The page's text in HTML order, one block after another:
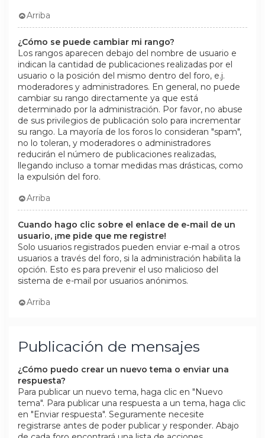
Arriba
¿Cómo se puede cambiar mi rango?
Los rangos aparecen debajo del nombre de usuario e
indican la cantidad de publicaciones realizadas por el
usuario o la posición del mismo dentro del foro, e.j.
moderadores y administradores. En general, no puede
cambiar su rango directamente ya que está
determinado por la administración. Por favor, no abuse
de sus privilegios de publicación solo para incrementar
su rango. La mayoría de los foros lo consideran "spam",
no lo toleran, y moderadores o administradores
reducirán el número de publicaciones realizadas,
llegando incluso a tomar medidas mas drásticas, como
la expulsión del foro.
Arriba
Cuando hago clic sobre el enlace de e-mail de un
usuario, ¡me pide que me registre!
Solo usuarios registrados pueden enviar e-mail a otros
usuarios a través del foro, si la administración habilita la
opción. Esto es para prevenir el uso malicioso del
sistema de e-mail por usuarios anónimos.
Arriba
Publicación de mensajes
¿Cómo puedo crear un nuevo tema o enviar una
respuesta?
Para publicar un nuevo tema, haga clic en "Nuevo
tema". Para publicar una respuesta a un tema, haga clic
en "Enviar respuesta". Seguramente necesite
registrarse antes de poder publicar y responder. Abajo